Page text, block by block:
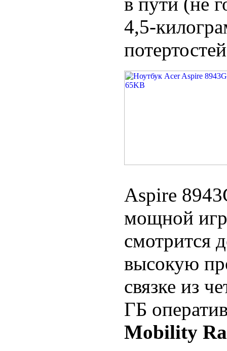
4,5-
Aspire
мощной
смотрится
высокую
связке из
ГБ
Mobility